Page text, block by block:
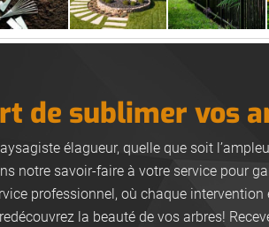
de sublimer vos
élagueur, quelle que soit
notre savoir-faire à votre service pour
professionnel, où chaque intervention
la beauté de vos arbres!